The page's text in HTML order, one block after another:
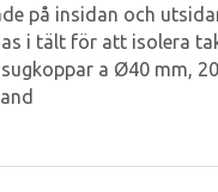
på insidan och
i tält för att isolera
a Ø40 mm,